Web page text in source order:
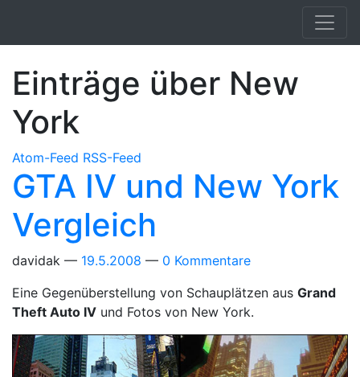
Einträge über New
York
Atom-Feed RSS-Feed
GTA IV und New York
Vergleich
davidak 19.5.2008
0 Kommentare
Eine Gegenüberstellung von Schauplätzen aus Grand
Theft Auto IV und Fotos von New York.